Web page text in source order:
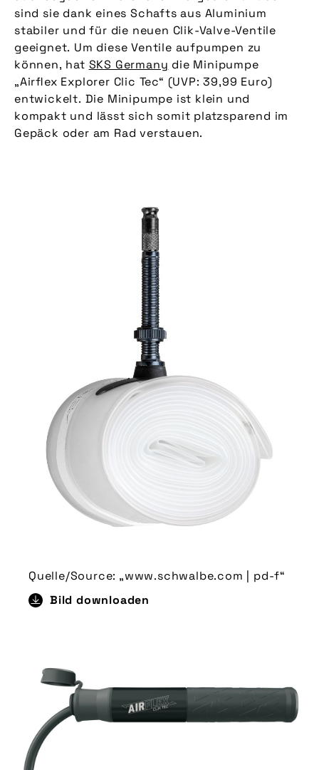
sind sie dank eines Schafts aus Aluminium
stabiler und für die neuen Clik-Valve-Ventile
geeignet. Um diese Ventile aufpumpen zu
können, hat SKS Germany die Minipumpe
„Airflex Explorer Clic Tec“ (UVP: 39,99 Euro)
entwickelt. Die Minipumpe ist klein und
kompakt und lässt sich somit platzsparend im
Gepäck oder am Rad verstauen.
Quelle/Source: „www.schwalbe.com | pd-f“
Bild downloaden